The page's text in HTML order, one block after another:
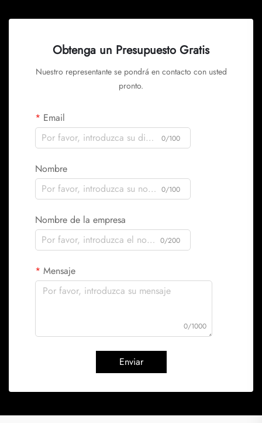
Obtenga un Presupuesto Gratis
Nuestro representante se pondrá en contacto con usted
pronto.
Email
0/100
Nombre
0/100
Nombre de la empresa
0/200
Mensaje
0/1000
Enviar